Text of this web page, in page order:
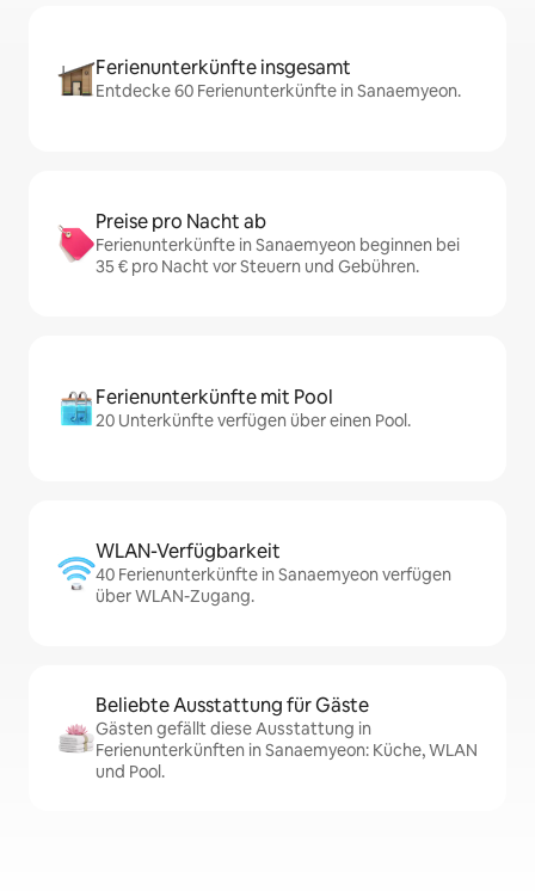
Ferienunterkünfte insgesamt
Entdecke 60 Ferienunterkünfte in Sanaemyeon.
Preise pro Nacht ab
Ferienunterkünfte in Sanaemyeon beginnen bei
35 € pro Nacht vor Steuern und Gebühren.
Ferienunterkünfte mit Pool
20 Unterkünfte verfügen über einen Pool.
WLAN-Verfügbarkeit
40 Ferienunterkünfte in Sanaemyeon verfügen
über WLAN-Zugang.
Beliebte Ausstattung für Gäste
Gästen gefällt diese Ausstattung in
Ferienunterkünften in Sanaemyeon: Küche, WLAN
und Pool.